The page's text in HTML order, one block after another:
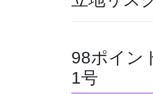
98ポイン
1号